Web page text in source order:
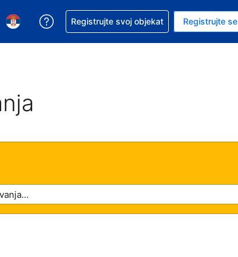
valutu. Vaša trenutna valuta je dinar
Izaberite jezik. Vaš trenutni jezik je Srpskom
Zatražite pomoć u vezi sa rezervacijom
Registrujte svoj objekat Registrujte se